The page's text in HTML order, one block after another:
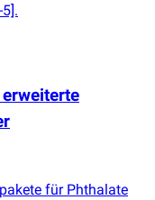
für Phthalate